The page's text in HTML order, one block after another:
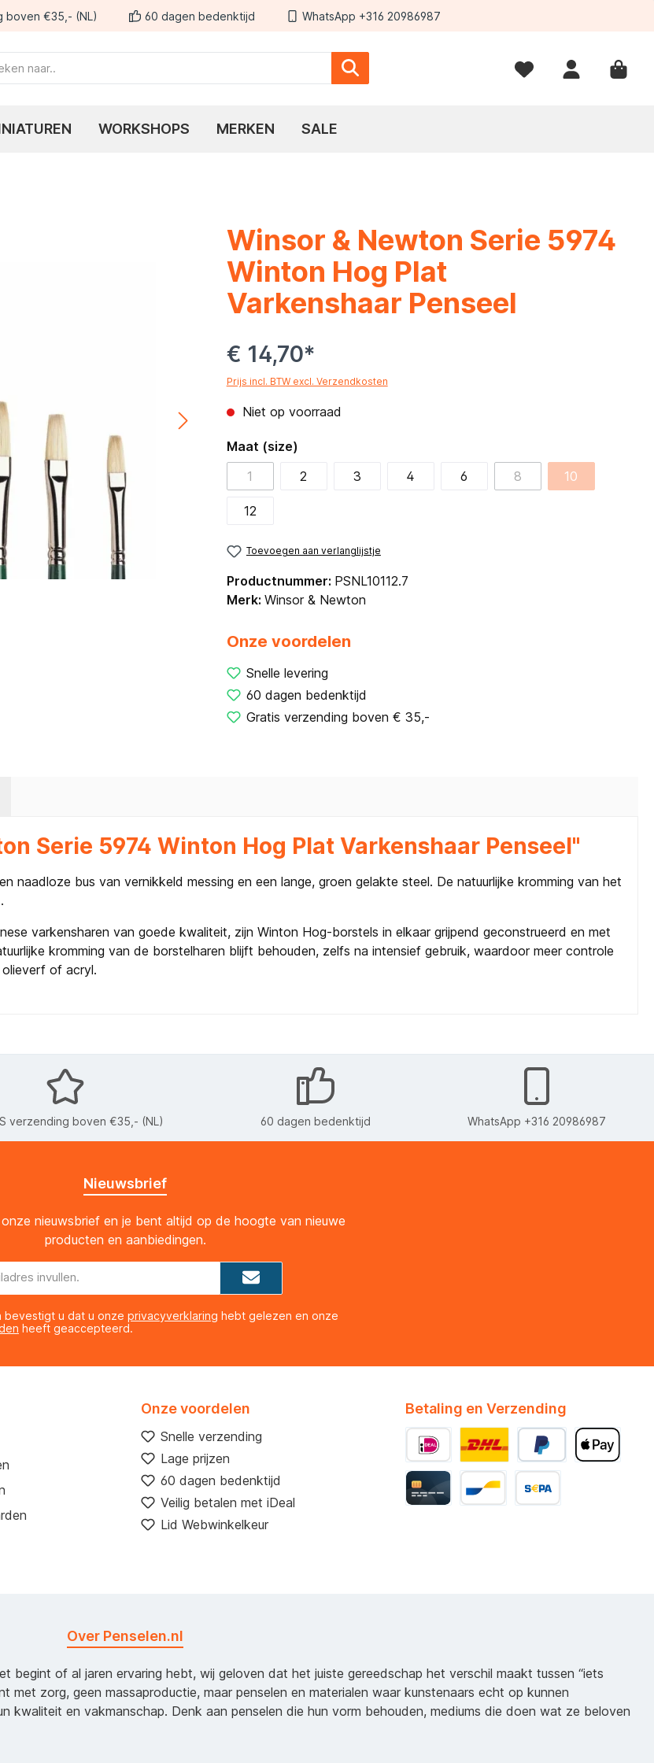
boven €35,- (NL) 60 dagen bedenktijd WhatsApp +316 20986987
WORKSHOPS MERKEN SALE
Winsor & Newton Serie 5974
Winton Hog Plat
Varkenshaar Penseel
€ 14,70*
Prijs incl. BTW excl. Verzendkosten
Niet op voorraad
Maat (size)
1
2 3 4 6 8 10
12
Toevoegen aan verlanglijstje
Productnummer: PSNL10112.7
Merk: Winsor & Newton
Onze voordelen
Snelle levering
60 dagen bedenktijd
Gratis verzending boven € 35,-
Serie 5974 Winton Hog Plat Varkenshaar Penseel"
naadloze bus van vernikkeld messing en een lange, groen gelakte steel. De natuurlijke kromming van het
varkensharen van goede kwaliteit, zijn Winton Hog-borstels in elkaar grijpend geconstrueerd en met
kromming van de borstelharen blijft behouden, zelfs na intensief gebruik, waardoor meer controle
of acryl.
verzending boven €35,- (NL) 60 dagen bedenktijd WhatsApp +316 20986987
Nieuwsbrief
nieuwsbrief en je bent altijd op de hoogte van nieuwe
producten en aanbiedingen.
bevestigt u dat u onze privacyverklaring hebt gelezen en onze
heeft geaccepteerd.
Onze voordelen
Snelle verzending
Lage prijzen
60 dagen bedenktijd
Veilig betalen met iDeal
Lid Webwinkelkeur
Betaling en Verzending
Over Penselen.nl
begint of al jaren ervaring hebt, wij geloven dat het juiste gereedschap het verschil maakt tussen “iets
zorg, geen massaproductie, maar penselen en materialen waar kunstenaars echt op kunnen
kwaliteit en vakmanschap. Denk aan penselen die hun vorm behouden, mediums die doen wat ze beloven